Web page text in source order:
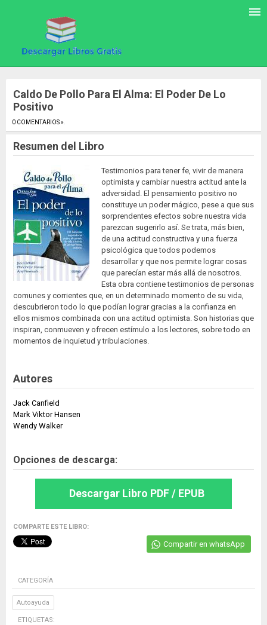
Caldo De Pollo Para El Alma: El Poder De Lo
Positivo
0 COMENTARIOS ».
Resumen del Libro
Testimonios para tener fe, vivir de manera
optimista y cambiar nuestra actitud ante la
adversidad. El pensamiento positivo no
constituye un poder mágico, pese a que sus
sorprendentes efectos sobre nuestra vida
parezcan sugerirlo así. Se trata, más bien,
de una actitud constructiva y una fuerza
psicológica que todos podemos
desarrollar y que nos permite lograr cosas
que parecían estar más allá de nosotros.
Esta obra contiene testimonios de personas
comunes y corrientes que, en un determinado momento de su vida,
descubrieron todo lo que podían lograr gracias a la confianza en
ellos mismos combinada con una actitud optimista. Son historias que
inspiran, conmueven y ofrecen estímulo a los lectores, sobre todo en
momentos de inquietud y tribulaciones.
Autores
Jack Canfield
Mark Viktor Hansen
Wendy Walker
Opciones de descarga:
Descargar Libro PDF / EPUB
COMPARTE ESTE LIBRO:
Compartir en whatsApp
CATEGORÍA
Autoayuda
ETIQUETAS: